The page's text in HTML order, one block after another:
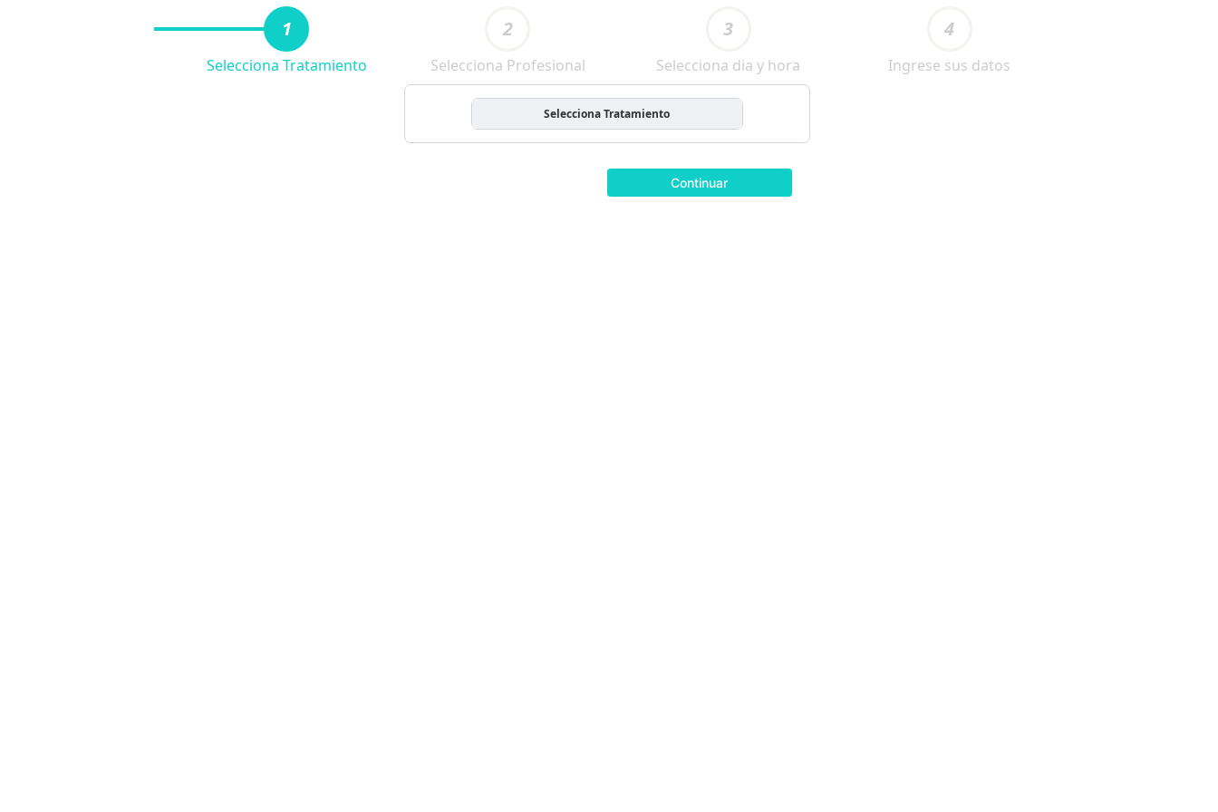
1
Selecciona Tratamiento
2
Selecciona Profesional
3
Selecciona dia y hora
4
Ingrese sus datos
Selecciona Tratamiento
Continuar